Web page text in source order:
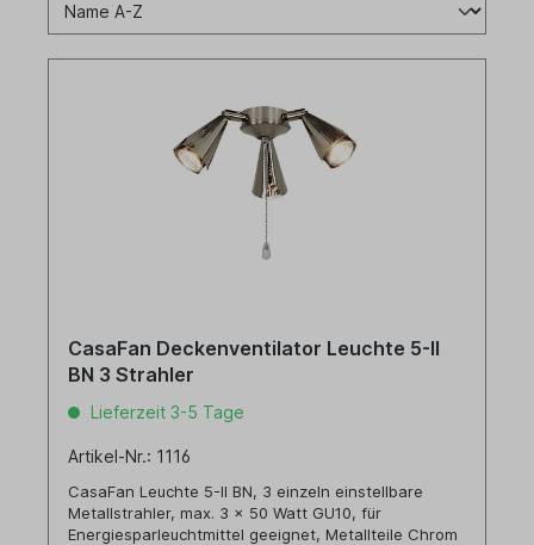
CasaFan Deckenventilator Leuchte 5-II
BN 3 Strahler
Lieferzeit 3-5 Tage
Artikel-Nr.: 1116
CasaFan Leuchte 5-II BN, 3 einzeln einstellbare
Metallstrahler, max. 3 x 50 Watt GU10, für
Energiesparleuchtmittel geeignet, Metallteile Chrom